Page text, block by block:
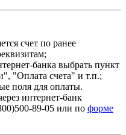
счет по ранее
банка выбрать пункт
"Оплата счета" и т.п.;
поля для оплаты.
интернет-банк
89-05 или по форме